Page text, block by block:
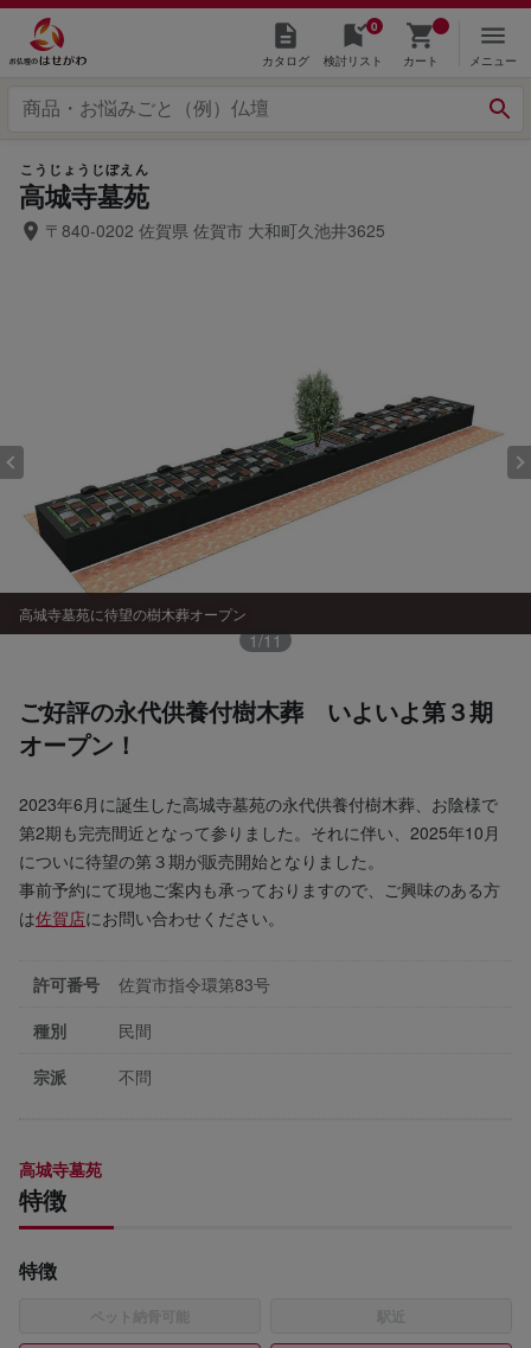
カタログ
0
検討リスト カート メニュー
高城寺墓苑
こうじょうじぼえん
〒840-0202 佐賀県 佐賀市 大和町久池井3625
高城寺墓苑に待望の樹木葬オープン
1/11
ご好評の永代供養付樹木葬 いよいよ第３期
オープン！
2023年6月に誕生した高城寺墓苑の永代供養付樹木葬、お陰様で
第2期も完売間近となって参りました。それに伴い、2025年10月
についに待望の第３期が販売開始となりました。
事前予約にて現地ご案内も承っておりますので、ご興味のある方
は佐賀店にお問い合わせください。
許可番号
佐賀市指令環第83号
種別
民間
宗派
不問
高城寺墓苑
特徴
特徴